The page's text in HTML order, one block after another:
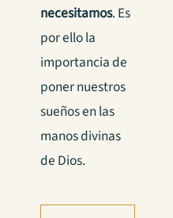
necesitamos. Es
por ello la
importancia de
poner nuestros
sueños en las
manos divinas
de Dios.